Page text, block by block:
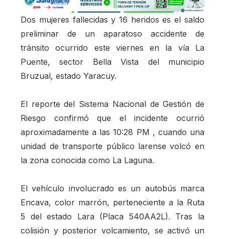
Dos mujeres fallecidas y 16 heridos es el saldo
preliminar de un aparatoso accidente de
tránsito ocurrido este viernes en la vía La
Puente, sector Bella Vista del municipio
Bruzual, estado Yaracuy.
El reporte del Sistema Nacional de Gestión de
Riesgo confirmó que el incidente ocurrió
aproximadamente a las 10:28 PM , cuando una
unidad de transporte público larense volcó en
la zona conocida como La Laguna.
El vehículo involucrado es un autobús marca
Encava, color marrón, perteneciente a la Ruta
5 del estado Lara (Placa 540AA2L). Tras la
colisión y posterior volcamiento, se activó un